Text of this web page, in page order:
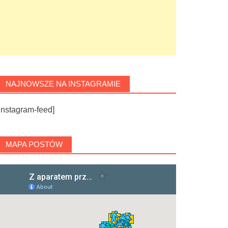
NAJNOWSZE NA INSTAGRAMIE
feed]
MAPA POSTÓW